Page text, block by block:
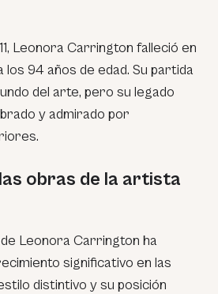
Leonora Carrington falleció en
los 94 años de edad. Su partida
del arte, pero su legado
y admirado por
obras de la artista
Leonora Carrington ha
significativo en las
distintivo y su posición